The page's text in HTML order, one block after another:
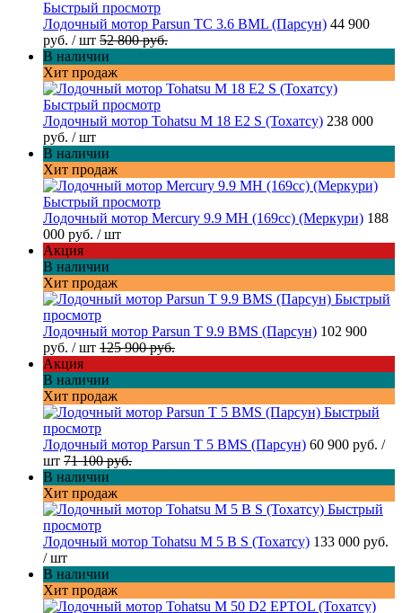
Быстрый просмотр
Лодочный мотор Parsun TC 3.6 BML (Парсун) 44 900
руб. / шт 52 800 руб.
В наличии
Хит продаж
Быстрый просмотр
Лодочный мотор Tohatsu M 18 E2 S (Тохатсу) 238 000
руб. / шт
В наличии
Хит продаж
Быстрый просмотр
Лодочный мотор Mercury 9.9 MH (169cc) (Меркури) 188
000 руб. / шт
Акция
В наличии
Хит продаж
Быстрый
просмотр
Лодочный мотор Parsun T 9.9 BMS (Парсун) 102 900
руб. / шт 125 900 руб.
Акция
В наличии
Хит продаж
Быстрый
просмотр
Лодочный мотор Parsun T 5 BMS (Парсун) 60 900 руб. /
шт 71 100 руб.
В наличии
Хит продаж
Быстрый
просмотр
Лодочный мотор Tohatsu M 5 B S (Тохатсу) 133 000 руб.
/ шт
В наличии
Хит продаж